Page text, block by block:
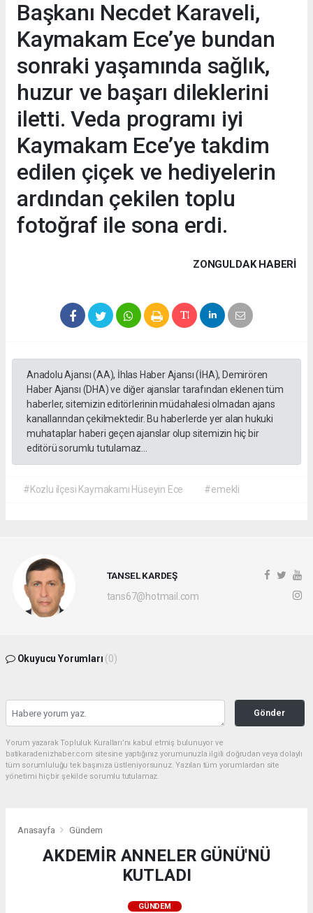
Başkanı Necdet Karaveli,
Kaymakam Ece’ye bundan
sonraki yaşamında sağlık,
huzur ve başarı dileklerini
iletti. Veda programı iyi
Kaymakam Ece’ye takdim
edilen çiçek ve hediyelerin
ardından çekilen toplu
fotoğraf ile sona erdi.
ZONGULDAK HABERİ
Anadolu Ajansı (AA), İhlas Haber Ajansı (İHA), Demirören
Haber Ajansı (DHA) ve diğer ajanslar tarafından eklenen tüm
haberler, sitemizin editörlerinin müdahalesi olmadan ajans
kanallarından çekilmektedir. Bu haberlerde yer alan hukuki
muhataplar haberi geçen ajanslar olup sitemizin hiç bir
editörü sorumlu tutulamaz...
#Kozlu ilçesi Kaymakamı Hüseyin Ece #emekli
TANSEL KARDEŞ
tans67@hotmail.com
Okuyucu Yorumları (0)
Gönder
Yorum yazarak Topluluk Kuralları’nı kabul etmiş bulunuyor ve
batikaradenizhaber.com sitesine yaptığınız yorumunuzla ilgili doğrudan veya dolaylı
tüm sorumluluğu tek başınıza üstleniyorsunuz. Yazılan tüm yorumlardan site
yönetimi hiçbir şekilde sorumlu tutulamaz.
Anasayfa Gündem
AKDEMİR ANNELER GÜNÜ'NÜ
KUTLADI
GÜNDEM